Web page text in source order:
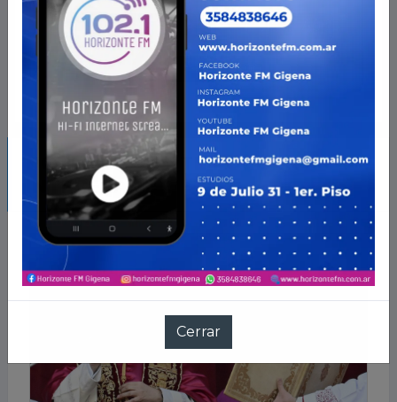
NOTICIAS QUE TE PUEDEN
INTERESAR
Cerrar